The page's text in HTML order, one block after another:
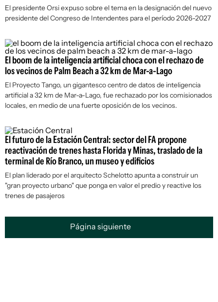
El presidente Orsi expuso sobre el tema en la designación del nuevo
presidente del Congreso de Intendentes para el período 2026-2027
El boom de la inteligencia artificial choca con el rechazo de
los vecinos de Palm Beach a 32 km de Mar-a-Lago
El Proyecto Tango, un gigantesco centro de datos de inteligencia
artificial a 32 km de Mar-a-Lago, fue rechazado por los comisionados
locales, en medio de una fuerte oposición de los vecinos.
El futuro de la Estación Central: sector del FA propone
reactivación de trenes hasta Florida y Minas, traslado de la
terminal de Río Branco, un museo y edificios
El plan liderado por el arquitecto Schelotto apunta a construir un
"gran proyecto urbano" que ponga en valor el predio y reactive los
trenes de pasajeros
Página siguiente